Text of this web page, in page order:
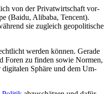
von der Privatwirtschaft vor­
(Baidu, Alibaba, Tencent).
sie zugleich geopolitische
werden können. Gerade
Foren zu finden sowie Nor­men,
digitalen Sphäre und dem Um­